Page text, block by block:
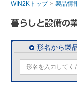
WIN2Kトップ 製品情
形名から製